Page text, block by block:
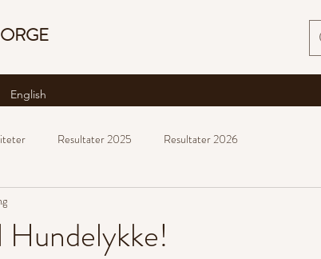
English
Resultater 2025 Resultater 2026
Hundelykke!